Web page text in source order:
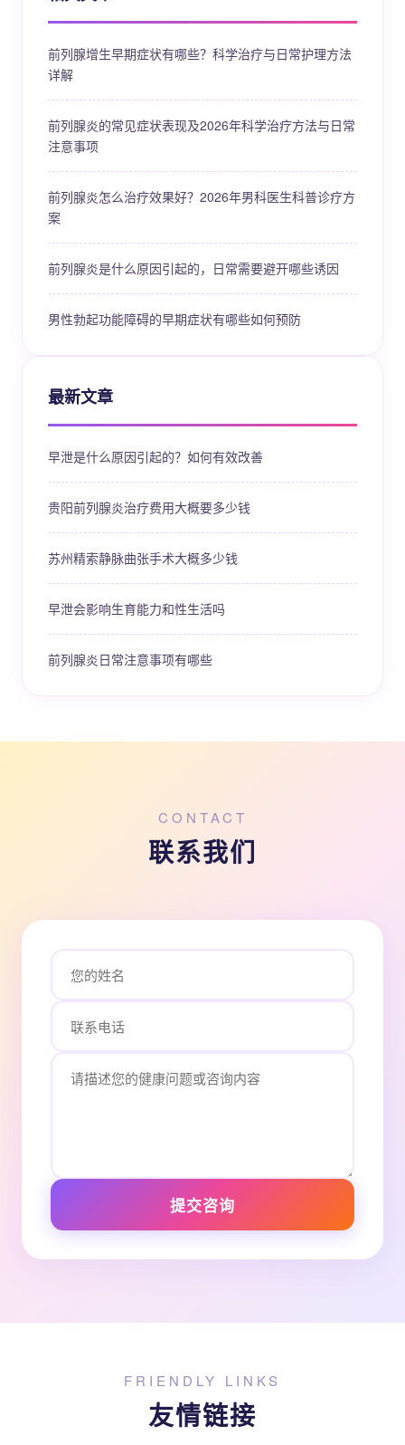
前列腺增生早期症状有哪些？科学治疗与日常护理方法
详解
前列腺炎的常见症状表现及2026年科学治疗方法与日常
注意事项
前列腺炎怎么治疗效果好？2026年男科医生科普诊疗方
案
前列腺炎是什么原因引起的，日常需要避开哪些诱因
男性勃起功能障碍的早期症状有哪些如何预防
最新文章
早泄是什么原因引起的？如何有效改善
贵阳前列腺炎治疗费用大概要多少钱
苏州精索静脉曲张手术大概多少钱
早泄会影响生育能力和性生活吗
前列腺炎日常注意事项有哪些
CONTACT
联系我们
提交咨询
FRIENDLY LINKS
友情链接